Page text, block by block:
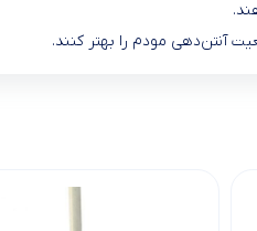
آنتن‌دهی مودم را بهتر کنند.